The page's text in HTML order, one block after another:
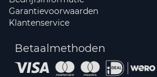
Garantievoorwaarden
Klantenservice
Betaalmethoden